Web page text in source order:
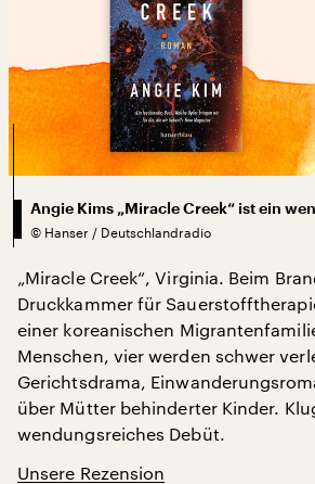
Angie Kims „Miracle Creek“ ist ein
© Hanser / Deutschlandradio
„Miracle Creek“, Virginia. Beim
Druckkammer für
einer koreanischen
Menschen, vier werden schwer
Gerichtsdrama,
über Mütter behinderter Kinder.
wendungsreiches Debüt.
Unsere Rezension